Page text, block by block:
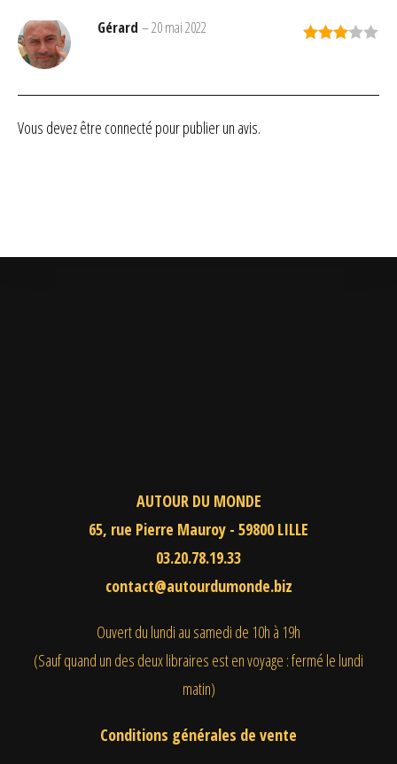
Gérard –20 mai 2022
Vous devez être connecté pour publier un avis.
AUTOUR DU MONDE
65, rue Pierre Mauroy - 59800 LILLE
03.20.78.19.33
contact@autourdumonde.biz
Ouvert du lundi au samedi de 10h à 19h
(Sauf quand un des deux libraires est en voyage : fermé le lundi
matin)
Conditions générales de vente